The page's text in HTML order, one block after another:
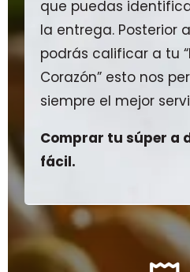
que puedas
la entrega. Posterior
podrás calificar a tu
Corazón” esto nos
siempre el mejor
Comprar tu súper a
fácil.